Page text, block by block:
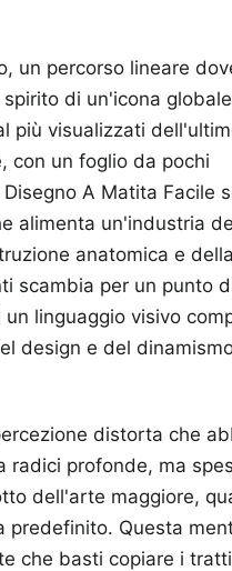
un percorso lineare
di un'icona
più visualizzati
con un foglio da pochi
A Matita Facile
alimenta un'industria
anatomica e della
scambia per un punto
linguaggio visivo
design e del
distorta che
radici profonde, ma
dell'arte maggiore,
predefinito. Questa
che basti copiare i tratti